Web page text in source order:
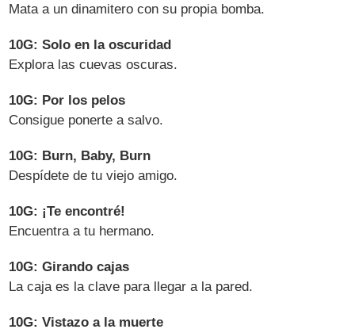
Mata a un dinamitero con su propia bomba.
10G: Solo en la oscuridad
Explora las cuevas oscuras.
10G: Por los pelos
Consigue ponerte a salvo.
10G: Burn, Baby, Burn
Despídete de tu viejo amigo.
10G: ¡Te encontré!
Encuentra a tu hermano.
10G: Girando cajas
La caja es la clave para llegar a la pared.
10G: Vistazo a la muerte